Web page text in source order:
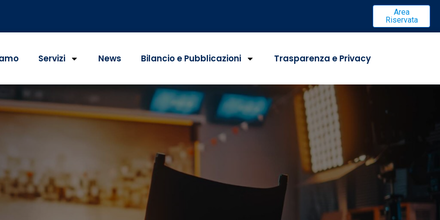
Area
Riservata
Servizi News Bilancio e Pubblicazioni Trasparenza e Privacy